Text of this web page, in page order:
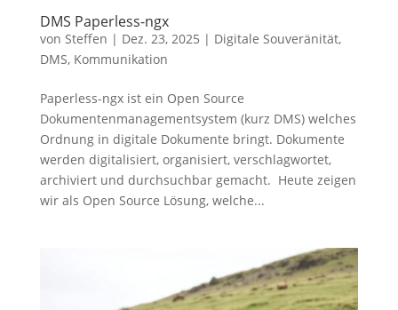
DMS Paperless-ngx
von Steffen | Dez. 23, 2025 | Digitale Souveränität,
DMS, Kommunikation
Paperless-ngx ist ein Open Source
Dokumentenmanagementsystem (kurz DMS) welches
Ordnung in digitale Dokumente bringt. Dokumente
werden digitalisiert, organisiert, verschlagwortet,
archiviert und durchsuchbar gemacht. Heute zeigen
wir als Open Source Lösung, welche...